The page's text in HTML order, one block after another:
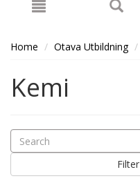
Home Otava Utbildning
Kemi
Filter